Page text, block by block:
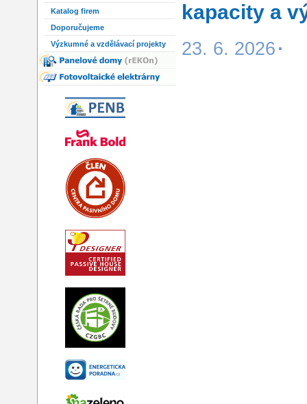
Katalog firem
Doporučujeme
Výzkumné a vzdělávací projekty
kapacity a
23. 6. 2026